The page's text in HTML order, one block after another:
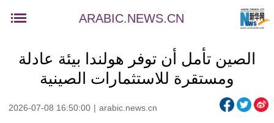
ARABIC.NEWS.CN
الصين تأمل أن توفر هولندا بيئة عادلة
ومستقرة للاستثمارات الصينية
2026-07-08 16:50:00 | arabic.news.cn